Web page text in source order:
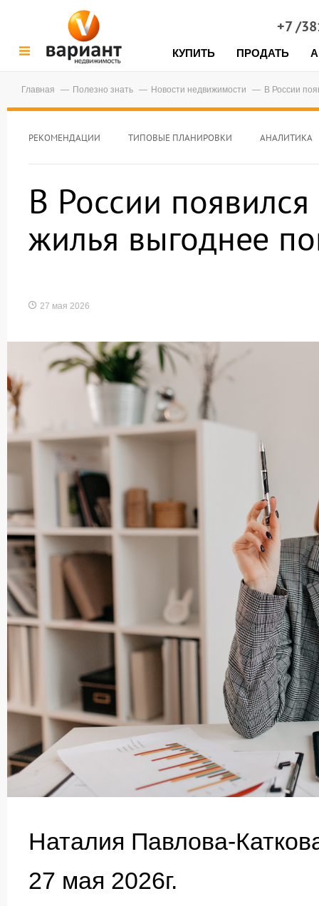
+7 /
КУПИТЬ ПРОДАТЬ
Главная Полезно знать Новости недвижимости В России
РЕКОМЕНДАЦИИ ТИПОВЫЕ ПЛАНИРОВКИ АНАЛИТИКА
В России
жилья выгоднее
27 мая 2026
Наталия Павлова-
27 мая 2026г.